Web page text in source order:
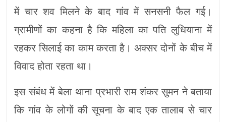
में चार शव मिलने के बाद गांव में सनसनी फैल गई।
ग्रामीणों का कहना है कि महिला का पति लुधियाना में
रहकर सिलाई का काम करता है। अक्सर दोनों के बीच में
विवाद होता रहता था।
इस संबंध में बेला थाना प्रभारी राम शंकर सुमन ने बताया
कि गांव के लोगों की सूचना के बाद एक तालाब से चार